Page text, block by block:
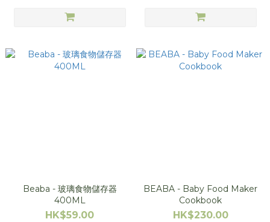
Beaba - 玻璃食物儲存器
400ML
HK$59.00
BEABA - Baby Food Maker
Cookbook
HK$230.00